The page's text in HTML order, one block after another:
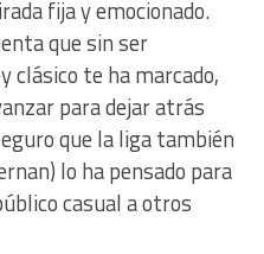
fija y emocionado.
que sin ser
clásico te ha marcado,
para dejar atrás
que la liga también
lo ha pensado para
casual a otros